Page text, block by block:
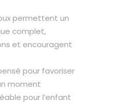
permettent un
complet,
et encouragent
pour favoriser
moment
pour l’enfant